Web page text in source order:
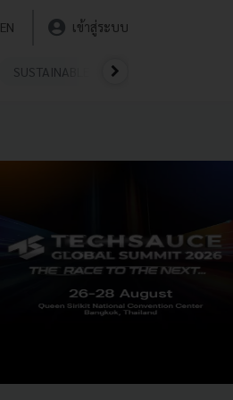
EN เข้าสู่ระบบ
SUSTAINABLE